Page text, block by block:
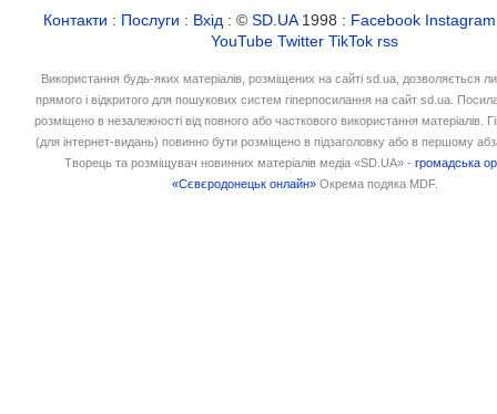
Контакти : Послуги : Вхід : ©SD.UA1998 : Facebook Instagram
YouTube Twitter TikTok rss
Використання будь-яких матеріалів, розміщених на сайті sd.ua, дозволяється
прямого і відкритого для пошукових систем гіперпосилання на сайт sd.ua.
розміщено в незалежності від повного або часткового використання матеріалів.
(для інтернет-видань) повинно бути розміщено в підзаголовку або в першому
Творець та розміщувач новинних матеріалів медіа «SD.UA» -громадська
«Сєвєродонецьк онлайн» Окрема подяка MDF.